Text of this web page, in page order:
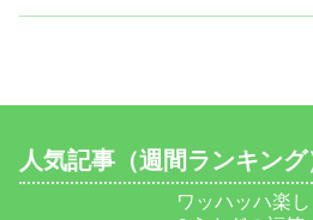
人気記事（週間ランキング
ワッハッハ楽